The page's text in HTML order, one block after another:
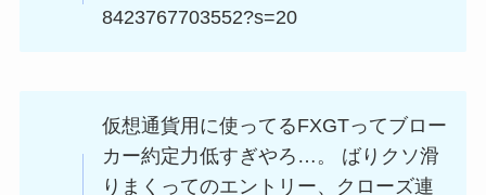
8423767703552?s=20
仮想通貨用に使ってるFXGTってブロー
カー約定力低すぎやろ…。 ばりクソ滑
りまくってのエントリー、クローズ連